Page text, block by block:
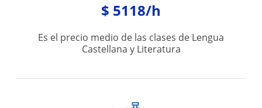
$ 5118/h
Es el precio medio de las clases de Lengua
Castellana y Literatura